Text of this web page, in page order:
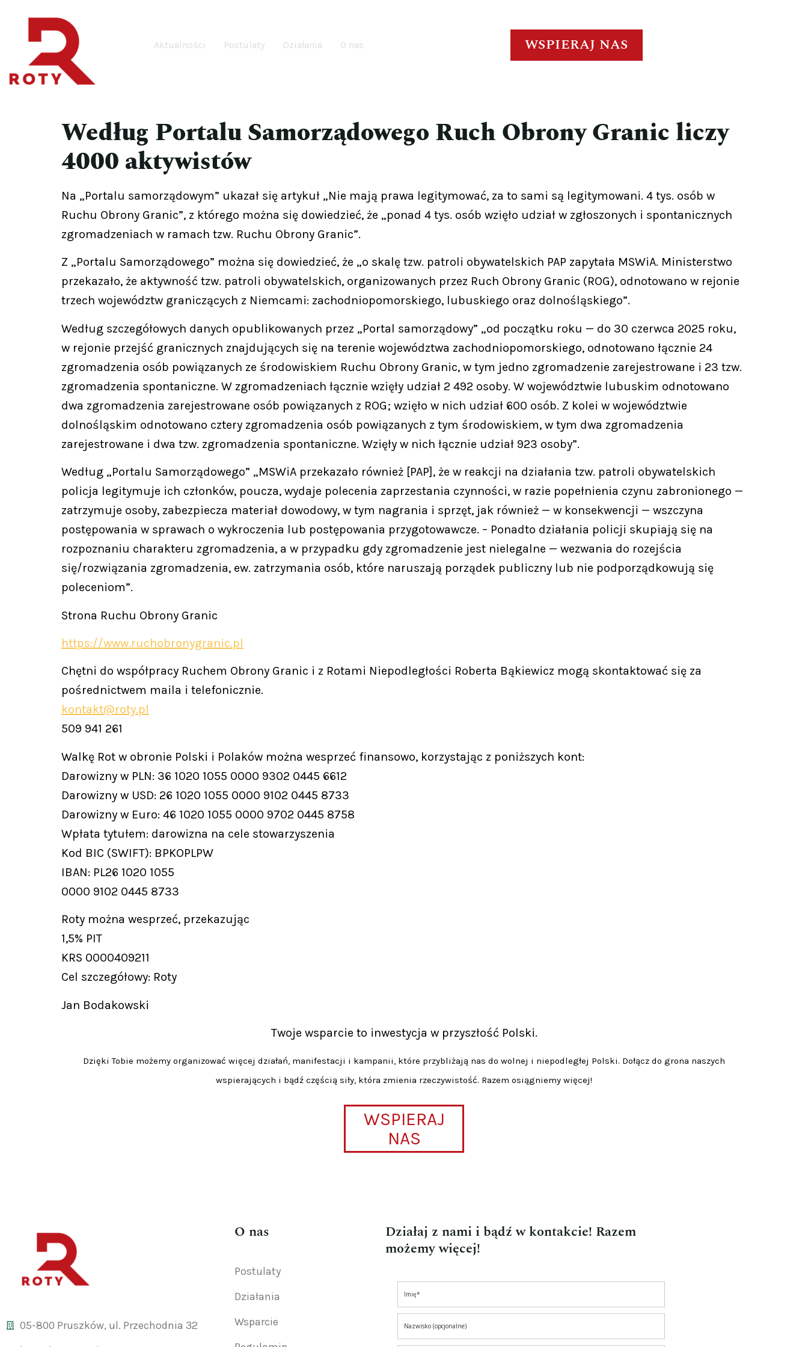
Aktualności Postulaty Działania O nas WSPIERAJ NAS
Według Portalu Samorządowego Ruch Obrony Granic liczy
4000 aktywistów
Na „Portalu samorządowym” ukazał się artykuł „Nie mają prawa legitymować, za to sami są legitymowani. 4 tys. osób w
Ruchu Obrony Granic”, z którego można się dowiedzieć, że „ponad 4 tys. osób wzięło udział w zgłoszonych i spontanicznych
zgromadzeniach w ramach tzw. Ruchu Obrony Granic”.
Z „Portalu Samorządowego” można się dowiedzieć, że „o skalę tzw. patroli obywatelskich PAP zapytała MSWiA. Ministerstwo
przekazało, że aktywność tzw. patroli obywatelskich, organizowanych przez Ruch Obrony Granic (ROG), odnotowano w rejonie
trzech województw graniczących z Niemcami: zachodniopomorskiego, lubuskiego oraz dolnośląskiego”.
Według szczegółowych danych opublikowanych przez „Portal samorządowy” „od początku roku — do 30 czerwca 2025 roku,
w rejonie przejść granicznych znajdujących się na terenie województwa zachodniopomorskiego, odnotowano łącznie 24
zgromadzenia osób powiązanych ze środowiskiem Ruchu Obrony Granic, w tym jedno zgromadzenie zarejestrowane i 23 tzw.
zgromadzenia spontaniczne. W zgromadzeniach łącznie wzięły udział 2 492 osoby. W województwie lubuskim odnotowano
dwa zgromadzenia zarejestrowane osób powiązanych z ROG; wzięło w nich udział 600 osób. Z kolei w województwie
dolnośląskim odnotowano cztery zgromadzenia osób powiązanych z tym środowiskiem, w tym dwa zgromadzenia
zarejestrowane i dwa tzw. zgromadzenia spontaniczne. Wzięły w nich łącznie udział 923 osoby”.
Według „Portalu Samorządowego” „MSWiA przekazało również [PAP], że w reakcji na działania tzw. patroli obywatelskich
policja legitymuje ich członków, poucza, wydaje polecenia zaprzestania czynności, w razie popełnienia czynu zabronionego —
zatrzymuje osoby, zabezpiecza materiał dowodowy, w tym nagrania i sprzęt, jak również — w konsekwencji — wszczyna
postępowania w sprawach o wykroczenia lub postępowania przygotowawcze. – Ponadto działania policji skupiają się na
rozpoznaniu charakteru zgromadzenia, a w przypadku gdy zgromadzenie jest nielegalne — wezwania do rozejścia
się/rozwiązania zgromadzenia, ew. zatrzymania osób, które naruszają porządek publiczny lub nie podporządkowują się
poleceniom”.
Strona Ruchu Obrony Granic
https://www.ruchobronygranic.pl
Chętni do współpracy Ruchem Obrony Granic i z Rotami Niepodległości Roberta Bąkiewicz mogą skontaktować się za
pośrednictwem maila i telefonicznie.
kontakt@roty.pl
509 941 261
Walkę Rot w obronie Polski i Polaków można wesprzeć finansowo, korzystając z poniższych kont:
Darowizny w PLN: 36 1020 1055 0000 9302 0445 6612
Darowizny w USD: 26 1020 1055 0000 9102 0445 8733
Darowizny w Euro: 46 1020 1055 0000 9702 0445 8758
Wpłata tytułem: darowizna na cele stowarzyszenia
Kod BIC (SWIFT): BPKOPLPW
IBAN: PL26 1020 1055
0000 9102 0445 8733
Roty można wesprzeć, przekazując
1,5% PIT
KRS 0000409211
Cel szczegółowy: Roty
Jan Bodakowski
Twoje wsparcie to inwestycja w przyszłość Polski.
Dzięki Tobie możemy organizować więcej działań, manifestacji i kampanii, które przybliżają nas do wolnej i niepodległej Polski. Dołącz do grona naszych
wspierających i bądź częścią siły, która zmienia rzeczywistość. Razem osiągniemy więcej!
WSPIERAJ
NAS
05-800 Pruszków, ul. Przechodnia 32
O nas
Postulaty
Działania
Wsparcie
Działaj z nami i bądź w kontakcie! Razem
możemy więcej!